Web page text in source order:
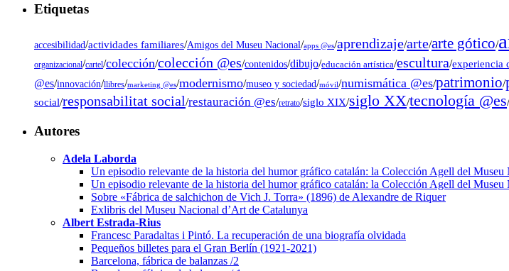
Etiquetas
accesibilidad/actividades familiares/Amigos del Museu Nacional/apps @es/aprendizaje/arte/arte gótico/
organizacional/cartel/colección/colección @es/contenidos/dibujo/educación artística/escultura/experiencia
@es/innovación/llibres/marketing @es/modernismo/museo y sociedad/móvil/numismática @es/patrimonio/
social/responsabilitat social/restauración @es/retrato/siglo XIX/siglo XX/tecnología @es/
Autores
Adela Laborda
Un episodio relevante de la historia del humor gráfico catalán: la Colección Agell del Museu
Un episodio relevante de la historia del humor gráfico catalán: la Colección Agell del Museu
Sobre «Fábrica de salchichon de Vich J. Torra» (1896) de Alexandre de Riquer
Exlibris del Museu Nacional d’Art de Catalunya
Albert Estrada-Rius
Francesc Paradaltas i Pintó. La recuperación de una biografía olvidada
Pequeños billetes para el Gran Berlín (1921-2021)
Barcelona, fábrica de balanzas /2